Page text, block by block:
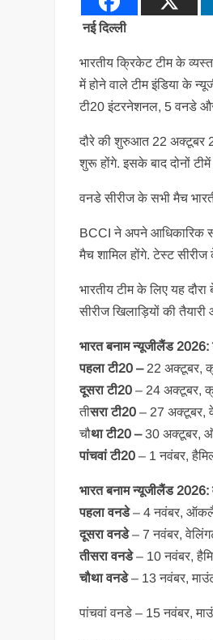
नई दिल्ली
भारतीय क्रिकेट टीम के
में होने वाले टीम इंडिया के
टी20 इंटरनेशनल, 5 वनडे
दौरे की शुरुआत 22 अक्टूबर
शुरू होंगे. इसके बाद दोनों
वनडे सीरीज के सभी मैच
BCCI ने अपने आधिकारिक
मैच शामिल होंगे. टेस्ट
भारतीय टीम के लिए यह दौरा
सीरीज खिलाड़ियों की
भारत बनाम न्यूजीलैंड
पहला टी20 –22 अक्टूबर,
दूसरा टी20 – 24 अक्टूबर,
तीसरा टी20 – 27 अक्टूबर,
चौथा टी20 –30 अक्टूबर,
पांचवां टी20– 1 नवंबर,
भारत बनाम न्यूजीलैंड
पहला वनडे– 4 नवंबर,
दूसरा वनडे– 7 नवंबर,
तीसरा वनडे– 10 नवंबर,
चौथा वनडे– 13 नवंबर,
पांचवां वनडे – 15 नवंबर,